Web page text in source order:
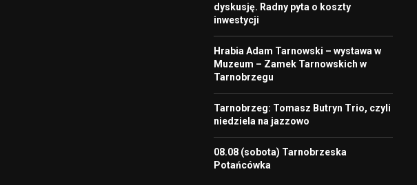
dyskusję. Radny pyta o koszty
inwestycji
Hrabia Adam Tarnowski – wystawa w
Muzeum – Zamek Tarnowskich w
Tarnobrzegu
Tarnobrzeg: Tomasz Butryn Trio, czyli
niedziela na jazzowo
08.08 (sobota) Tarnobrzeska
Potańcówka